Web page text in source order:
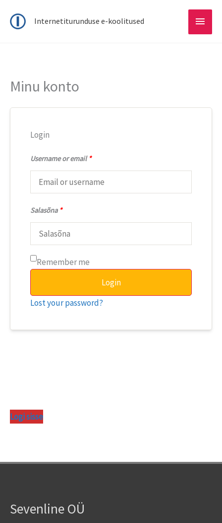
Internetiturunduse e-koolitused
Main
Minu konto
Login
Username or email *
Salasõna *
Remember me
Login
Lost your password?
Logi sisse
Sevenline OÜ